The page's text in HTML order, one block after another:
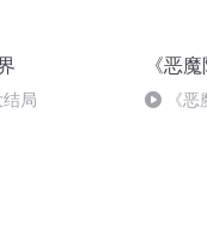
局
《恶
《